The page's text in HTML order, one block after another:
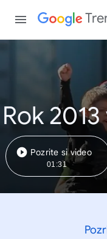
Rok
Pozrite si video
01:31